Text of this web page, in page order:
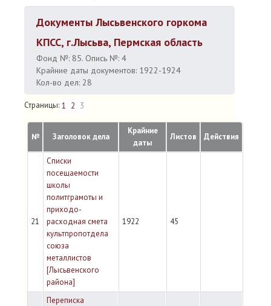
Документы Лысьвенского горкома
КПСС, г.Лысьва, Пермская область
Фонд №: 85. Опись №: 4
Крайние даты документов: 1922-1924
Кол-во дел: 28
Страницы: 1 2 3
№ Заголовок дела
Крайние
даты
Листов Действия
21
Списки
посещаемости
школы
политграмоты и
приходо-
расходная смета
культпропотдела
союза
металлистов
[Лысьвенского
района]
1922 45
Переписка